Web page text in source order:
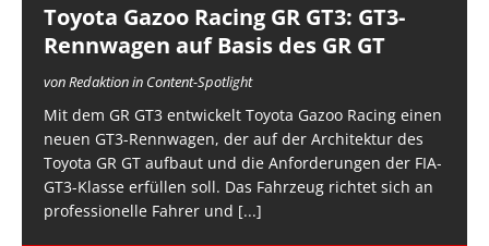
Toyota Gazoo Racing GR GT3: GT3-
Rennwagen auf Basis des GR GT
von Redaktion in Content-Spotlight
Mit dem GR GT3 entwickelt Toyota Gazoo Racing einen
neuen GT3-Rennwagen, der auf der Architektur des
Toyota GR GT aufbaut und die Anforderungen der FIA-
GT3-Klasse erfüllen soll. Das Fahrzeug richtet sich an
professionelle Fahrer und [...]